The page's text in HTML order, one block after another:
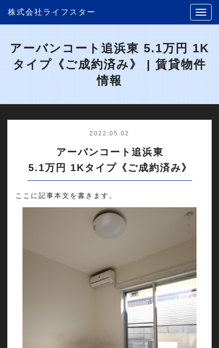
株式会社ライフスター
アーバンコート追浜東 5.1万円 1K
タイプ《ご成約済み》 | 賃貸物件
情報
2022.05.02
アーバンコート追浜東
5.1万円 1Kタイプ《ご成約済み》
ここに記事本文を書きます。